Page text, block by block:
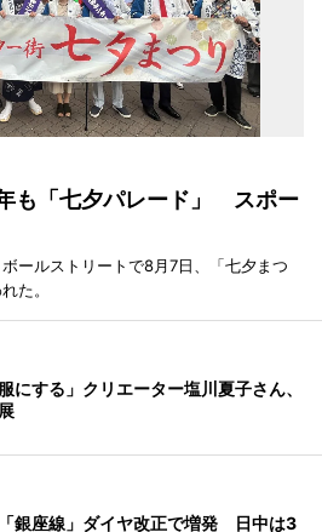
も「七夕パレード」 スポー
ールストリートで8月7日、「七夕まつ
た。
にする」クリエーター塩川夏子さん、
銀座線」ダイヤ改正で増発 日中は3